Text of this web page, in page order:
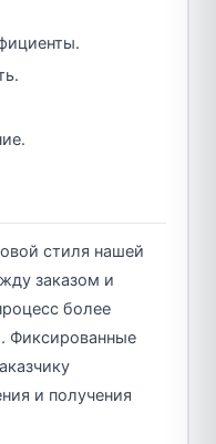
стиля нашей
заказом и
более
Фиксированные
и получения